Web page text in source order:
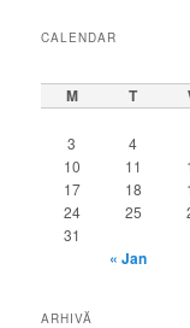
CALENDAR
M T
3
4
10
11
17
18
24
25
31
« Jan
ARHIVĂ